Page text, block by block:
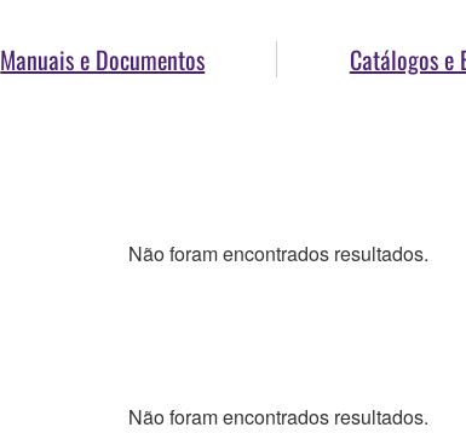
Manuais e Documentos Catálogos e
Não foram encontrados resultados.
Não foram encontrados resultados.